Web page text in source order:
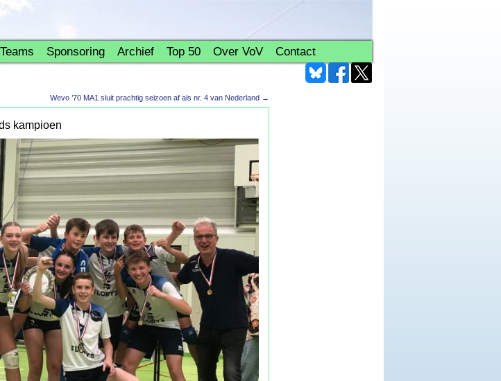
Teams Sponsoring Archief Top 50 Over VoV Contact
Wevo ’70 MA1 sluit prachtig seizoen af als nr. 4 van Nederland →
kampioen